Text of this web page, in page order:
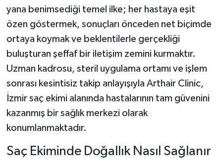
yana benimsediği temel ilke; her hastaya eşit
özen göstermek, sonuçları önceden net biçimde
ortaya koymak ve beklentilerle gerçekliği
buluşturan şeffaf bir iletişim zemini kurmaktır.
Uzman kadrosu, steril uygulama ortamı ve işlem
sonrası kesintisiz takip anlayışıyla Arthair Clinic,
İzmir saç ekimi alanında hastalarının tam güvenini
kazanmış bir sağlık merkezi olarak
konumlanmaktadır.
Saç Ekiminde Doğallık Nasıl Sağlanır